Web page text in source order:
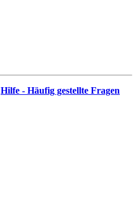
Hilfe - Häufig gestellte Fragen